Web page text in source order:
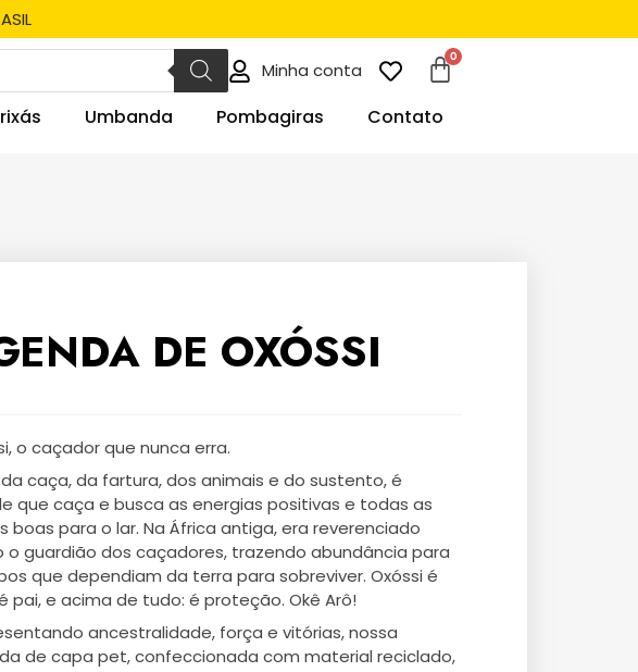
Minha conta
Umbanda Pombagiras Contato
DE OXÓSSI
o caçador que nunca erra.
da caça, da fartura, dos animais e do sustento, é
que caça e busca as energias positivas e todas as
boas para o lar. Na África antiga, era reverenciado
o guardião dos caçadores, trazendo abundância para
que dependiam da terra para sobreviver. Oxóssi é
pai, e acima de tudo: é proteção. Okê Arô!
ancestralidade, força e vitórias, nossa
de capa pet, confeccionada com material reciclado,